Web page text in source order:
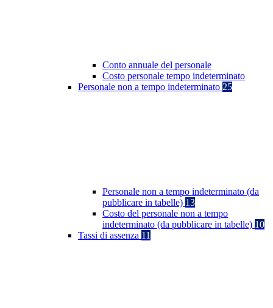
Conto annuale del personale
Costo personale tempo indeterminato
Personale non a tempo indeterminato 25
Personale non a tempo indeterminato (da
pubblicare in tabelle) 13
Costo del personale non a tempo
indeterminato (da pubblicare in tabelle) 10
Tassi di assenza 11